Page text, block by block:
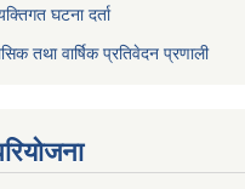
घटना दर्ता
तथा वार्षिक प्रतिवेदन प्रणाली